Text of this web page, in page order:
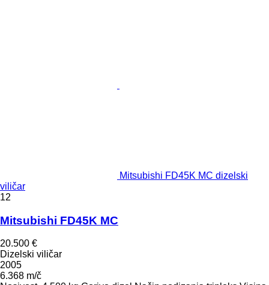
Mitsubishi FD45K MC dizelski
viličar
12
Mitsubishi FD45K MC
20.500 €
Dizelski viličar
2005
6.368 m/č